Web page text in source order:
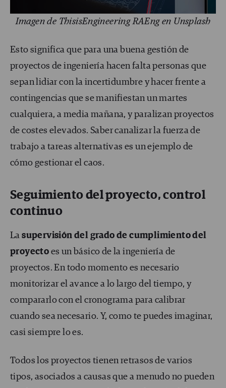
Imagen de ThisisEngineering RAEng en Unsplash
Esto significa que para una buena gestión de
proyectos de ingeniería hacen falta personas que
sepan lidiar con la incertidumbre y hacer frente a
contingencias que se manifiestan un martes
cualquiera, a media mañana, y paralizan proyectos
de costes elevados. Saber canalizar la fuerza de
trabajo a tareas alternativas es un ejemplo de
cómo gestionar el caos.
Seguimiento del proyecto, control
continuo
Lasupervisión del grado de cumplimiento del
proyecto es un básico de la ingeniería de
proyectos. En todo momento es necesario
monitorizar el avance a lo largo del tiempo, y
compararlo con el cronograma para calibrar
cuando sea necesario. Y, como te puedes imaginar,
casi siempre lo es.
Todos los proyectos tienen retrasos de varios
tipos, asociados a causas que a menudo no pueden